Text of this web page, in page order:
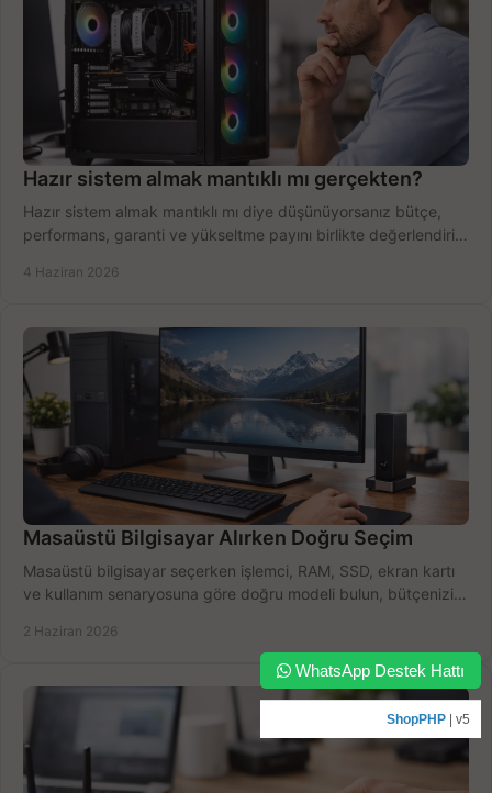
Hazır sistem almak mantıklı mı gerçekten?
Hazır sistem almak mantıklı mı diye düşünüyorsanız bütçe,
performans, garanti ve yükseltme payını birlikte değerlendirin,
4 Haziran 2026
Masaüstü Bilgisayar Alırken Doğru Seçim
Masaüstü bilgisayar seçerken işlemci, RAM, SSD, ekran kartı
ve kullanım senaryosuna göre doğru modeli bulun, bütçenizi
2 Haziran 2026
WhatsApp Destek Hattı
ShopPHP | v5